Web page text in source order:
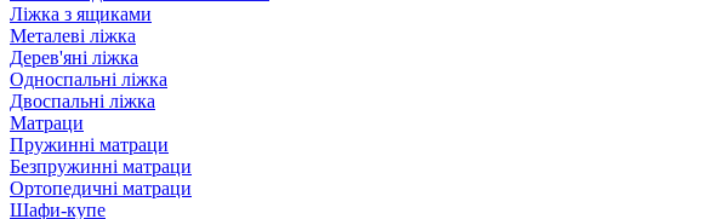
Ліжка з ящиками
Металеві ліжка
Дерев'яні ліжка
Односпальні ліжка
Двоспальні ліжка
Матраци
Пружинні матраци
Безпружинні матраци
Ортопедичні матраци
Шафи-купе